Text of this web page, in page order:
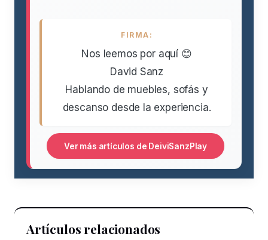
FIRMA:
Nos leemos por aquí 😊
David Sanz
Hablando de muebles, sofás y
descanso desde la experiencia.
Ver más artículos de DeiviSanzPlay
Artículos relacionados